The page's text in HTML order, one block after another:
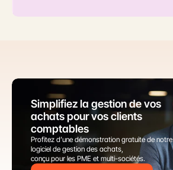
Simplifiez la gestion de vos
achats pour vos clients
comptables
Profitez d’une démonstration gratuite de notre
logiciel de gestion des achats,
conçu pour les PME et multi-sociétés.